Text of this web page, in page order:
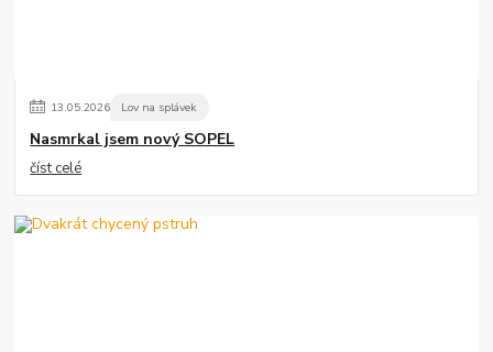
13.05.2026 Lov na splávek
Nasmrkal jsem nový SOPEL
číst celé